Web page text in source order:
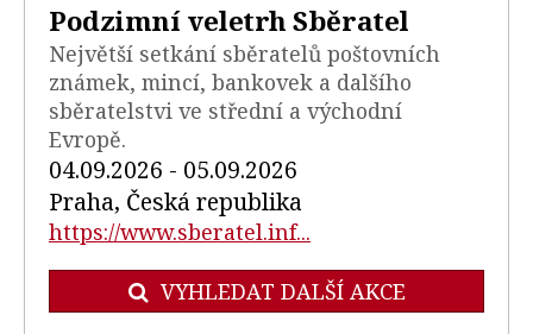
Podzimní veletrh Sběratel
Největší setkání sběratelů poštovních
známek, mincí, bankovek a dalšího
sběratelstvi ve střední a východní
Evropě.
04.09.2026 - 05.09.2026
Praha, Česká republika
https://www.sberatel.inf...
VYHLEDAT DALŠÍ AKCE